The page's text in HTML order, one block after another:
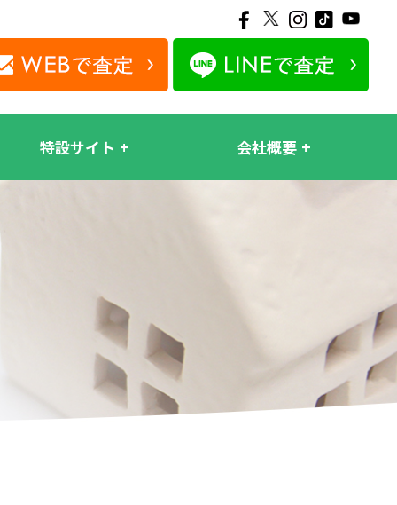
特設サイト 会社概要